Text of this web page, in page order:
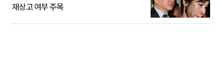
재상고 여부 주목